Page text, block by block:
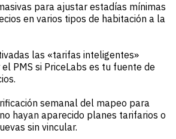
para ajustar estadías mínimas
en varios tipos de habitación a la
las «tarifas inteligentes»
PMS si PriceLabs es tu fuente de
semanal del mapeo para
hayan aparecido planes tarifarios o
sin vincular.